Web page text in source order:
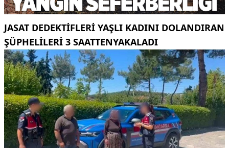
JASAT DEDEKTIFLERI YAŞLI KADINI DOLANDIRAN
ŞÜPHELILERI 3 SAATTENYAKALADI